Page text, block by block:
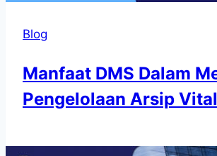
Blog
Manfaat DMS Dalam
Pengelolaan Arsip Vital